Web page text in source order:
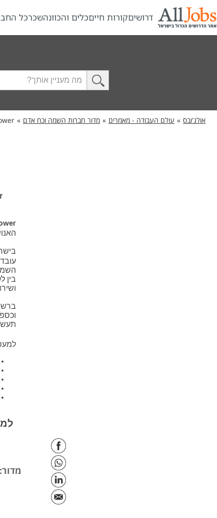
דרושיםקורות חייםכלים והכוונהשכרכל
אולג'ובס » עולם העבודה - מאמרים » מדור חברות השמה וכח אדם »
בין
מדור: